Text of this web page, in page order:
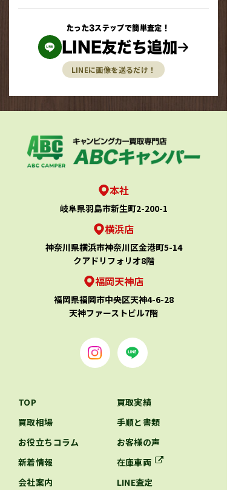
たった3ステップで簡単査定！
LINE友だち追加
LINEに画像を送るだけ！
本社
岐阜県羽島市新生町2-200-1
横浜店
神奈川県横浜市神奈川区金港町5-14
クアドリフォリオ8階
福岡天神店
福岡県福岡市中央区天神4-6-28
天神ファーストビル7階
TOP
買取実績
買取相場
手順と書類
お役立ちコラム
お客様の声
新着情報
在庫車両
会社案内
LINE査定